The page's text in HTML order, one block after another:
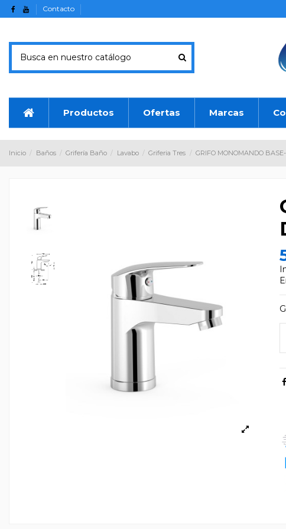
Contacto
Productos Ofertas Marcas
Inicio Baños Grifería Baño Lavabo Griferia Tres GRIFO MONOMANDO